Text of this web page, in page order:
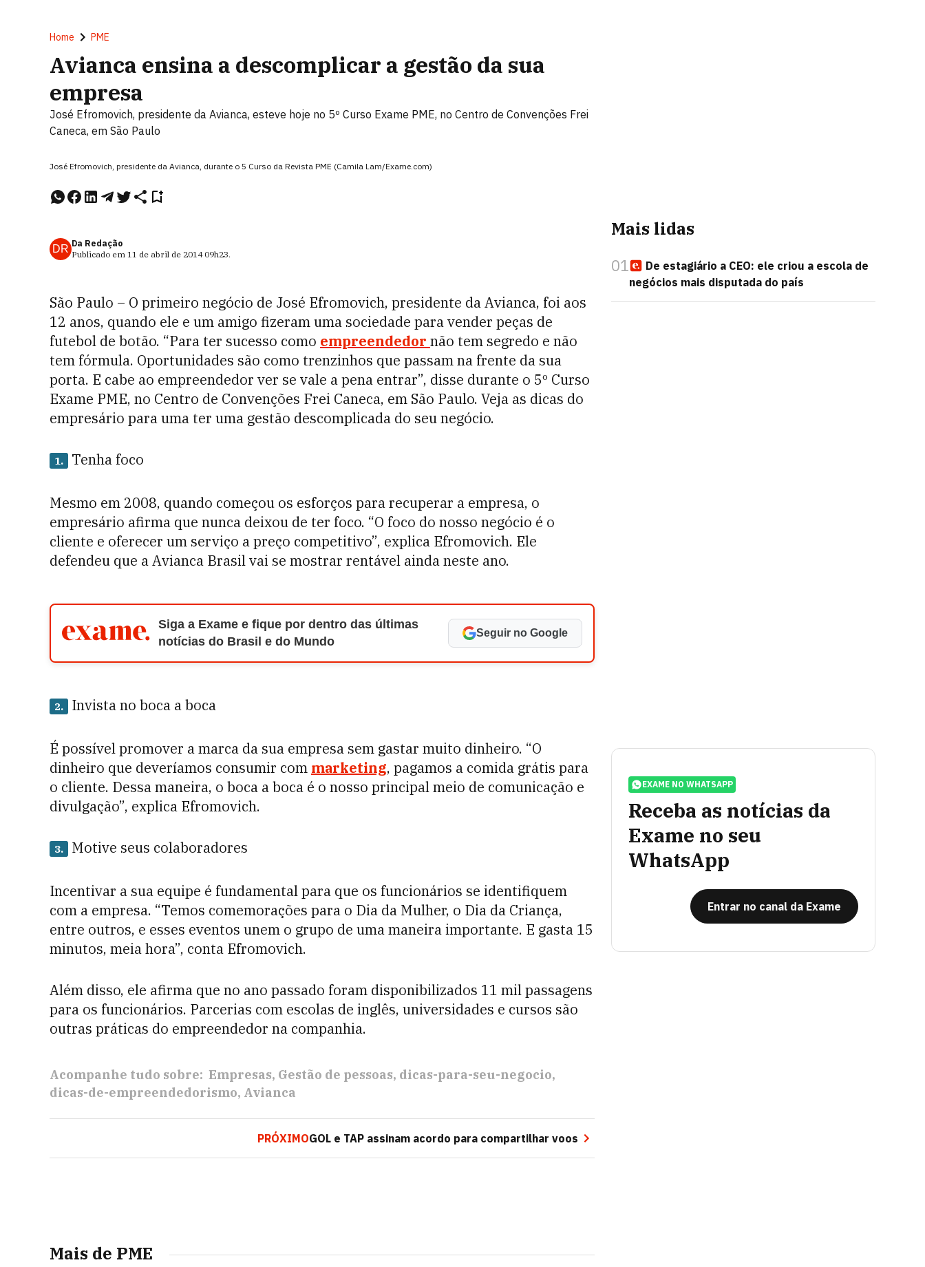
Home PME
Avianca ensina a descomplicar a gestão da sua
empresa
José Efromovich, presidente da Avianca, esteve hoje no 5º Curso Exame PME, no Centro de Convenções Frei
Caneca, em São Paulo
José Efromovich, presidente da Avianca, durante o 5 Curso da Revista PME (Camila Lam/Exame.com)
DR Da Redação
Publicado em 11 de abril de 2014 09h23.
São Paulo – O primeiro negócio de José Efromovich, presidente da Avianca, foi aos
12 anos, quando ele e um amigo fizeram uma sociedade para vender peças de
futebol de botão. “Para ter sucesso como empreendedor não tem segredo e não
tem fórmula. Oportunidades são como trenzinhos que passam na frente da sua
porta. E cabe ao empreendedor ver se vale a pena entrar”, disse durante o 5º Curso
Exame PME, no Centro de Convenções Frei Caneca, em São Paulo. Veja as dicas do
empresário para uma ter uma gestão descomplicada do seu negócio.
1. Tenha foco
Mesmo em 2008, quando começou os esforços para recuperar a empresa, o
empresário afirma que nunca deixou de ter foco. “O foco do nosso negócio é o
cliente e oferecer um serviço a preço competitivo”, explica Efromovich. Ele
defendeu que a Avianca Brasil vai se mostrar rentável ainda neste ano.
Siga a Exame e fique por dentro das últimas
notícias do Brasil e do Mundo
Seguir no Google
2. Invista no boca a boca
É possível promover a marca da sua empresa sem gastar muito dinheiro. “O
dinheiro que deveríamos consumir com marketing, pagamos a comida grátis para
o cliente. Dessa maneira, o boca a boca é o nosso principal meio de comunicação e
divulgação”, explica Efromovich.
3. Motive seus colaboradores
Incentivar a sua equipe é fundamental para que os funcionários se identifiquem
com a empresa. “Temos comemorações para o Dia da Mulher, o Dia da Criança,
entre outros, e esses eventos unem o grupo de uma maneira importante. E gasta 15
minutos, meia hora”, conta Efromovich.
Além disso, ele afirma que no ano passado foram disponibilizados 11 mil passagens
para os funcionários. Parcerias com escolas de inglês, universidades e cursos são
outras práticas do empreendedor na companhia.
Acompanhe tudo sobre: Empresas Gestão de pessoas dicas-para-seu-negocio
dicas-de-empreendedorismo Avianca
PRÓXIMOGOL e TAP assinam acordo para compartilhar voos
Mais de PME
Mais lidas
01
De estagiário a CEO: ele criou a escola de
negócios mais disputada do país
EXAME NO WHATSAPP
Receba as notícias da
Exame no seu
WhatsApp
Entrar no canal da Exame